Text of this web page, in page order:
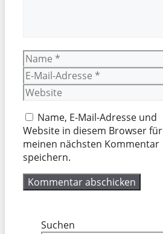
Name
E-
Mail-
Adresse
Website
Name, E-Mail-Adresse und
Website in diesem Browser für
meinen nächsten Kommentar
speichern.
Suchen